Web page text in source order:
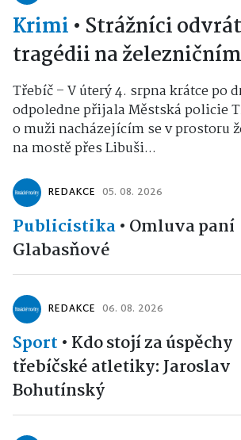
Krimi • Strážníci
tragédii na
Třebíč – V úterý 4. srpna krátce po
odpoledne přijala Městská policie
o muži nacházejícím se v prostoru
na mostě přes Libuši...
REDAKCE 05. 08. 2026
Publicistika• Omluva paní
Glabasňové
REDAKCE 06. 08. 2026
Sport • Kdo stojí za úspěchy
třebíčské atletiky: Jaroslav
Bohutínský